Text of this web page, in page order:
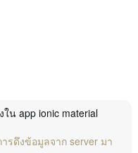
น app ionic material
รดึงข้อมูลจาก server มา